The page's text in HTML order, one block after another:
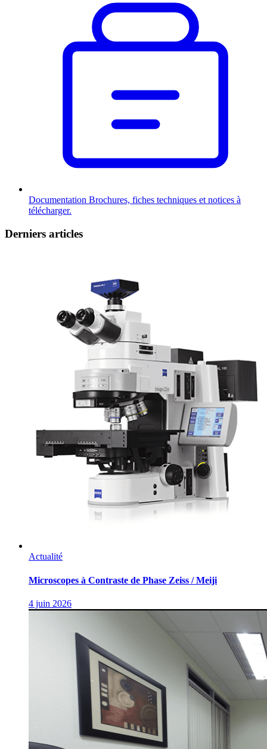
Documentation Brochures, fiches techniques et notices à
télécharger.
Derniers articles
Actualité
Microscopes à Contraste de Phase Zeiss / Meiji
4 juin 2026